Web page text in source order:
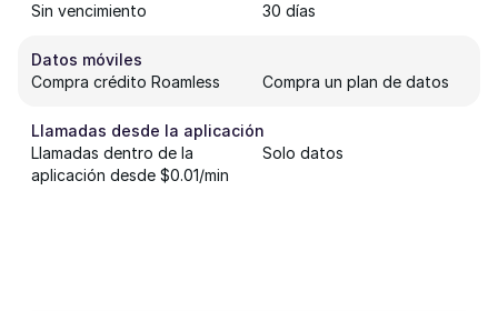
Sin vencimiento
30 días
Datos móviles
Compra crédito Roamless
Compra un plan de datos
Llamadas desde la aplicación
Llamadas dentro de la
aplicación desde $0.01/min
Solo datos